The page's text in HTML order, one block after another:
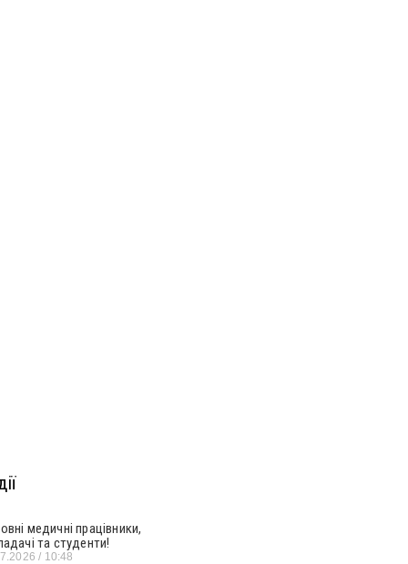
медичні працівники,
та студенти!
10:48